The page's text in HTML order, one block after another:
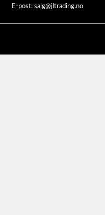
E-post: salg@jltrading.no